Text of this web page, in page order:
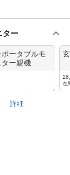
ター
ータブルモ
ー親機
在
詳細